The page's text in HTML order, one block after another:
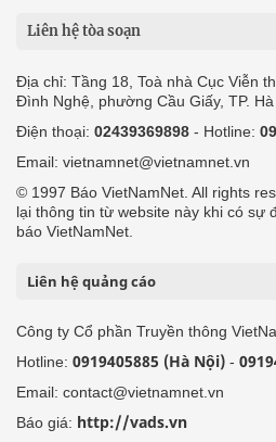
Liên hệ tòa soạn
Địa chỉ: Tầng 18, Toà nhà Cục Viễn
Đình Nghệ, phường Cầu Giấy, TP. Hà
Điện thoại: 02439369898 - Hotline:
Email: vietnamnet@vietnamnet.vn
© 1997 Báo VietNamNet. All rights
lại thông tin từ website này khi có sự
báo VietNamNet.
Liên hệ quảng cáo
Công ty Cổ phần Truyền thông
Hotline: 0919405885 (Hà Nội) -
Email: contact@vietnamnet.vn
Báo giá: http://vads.vn